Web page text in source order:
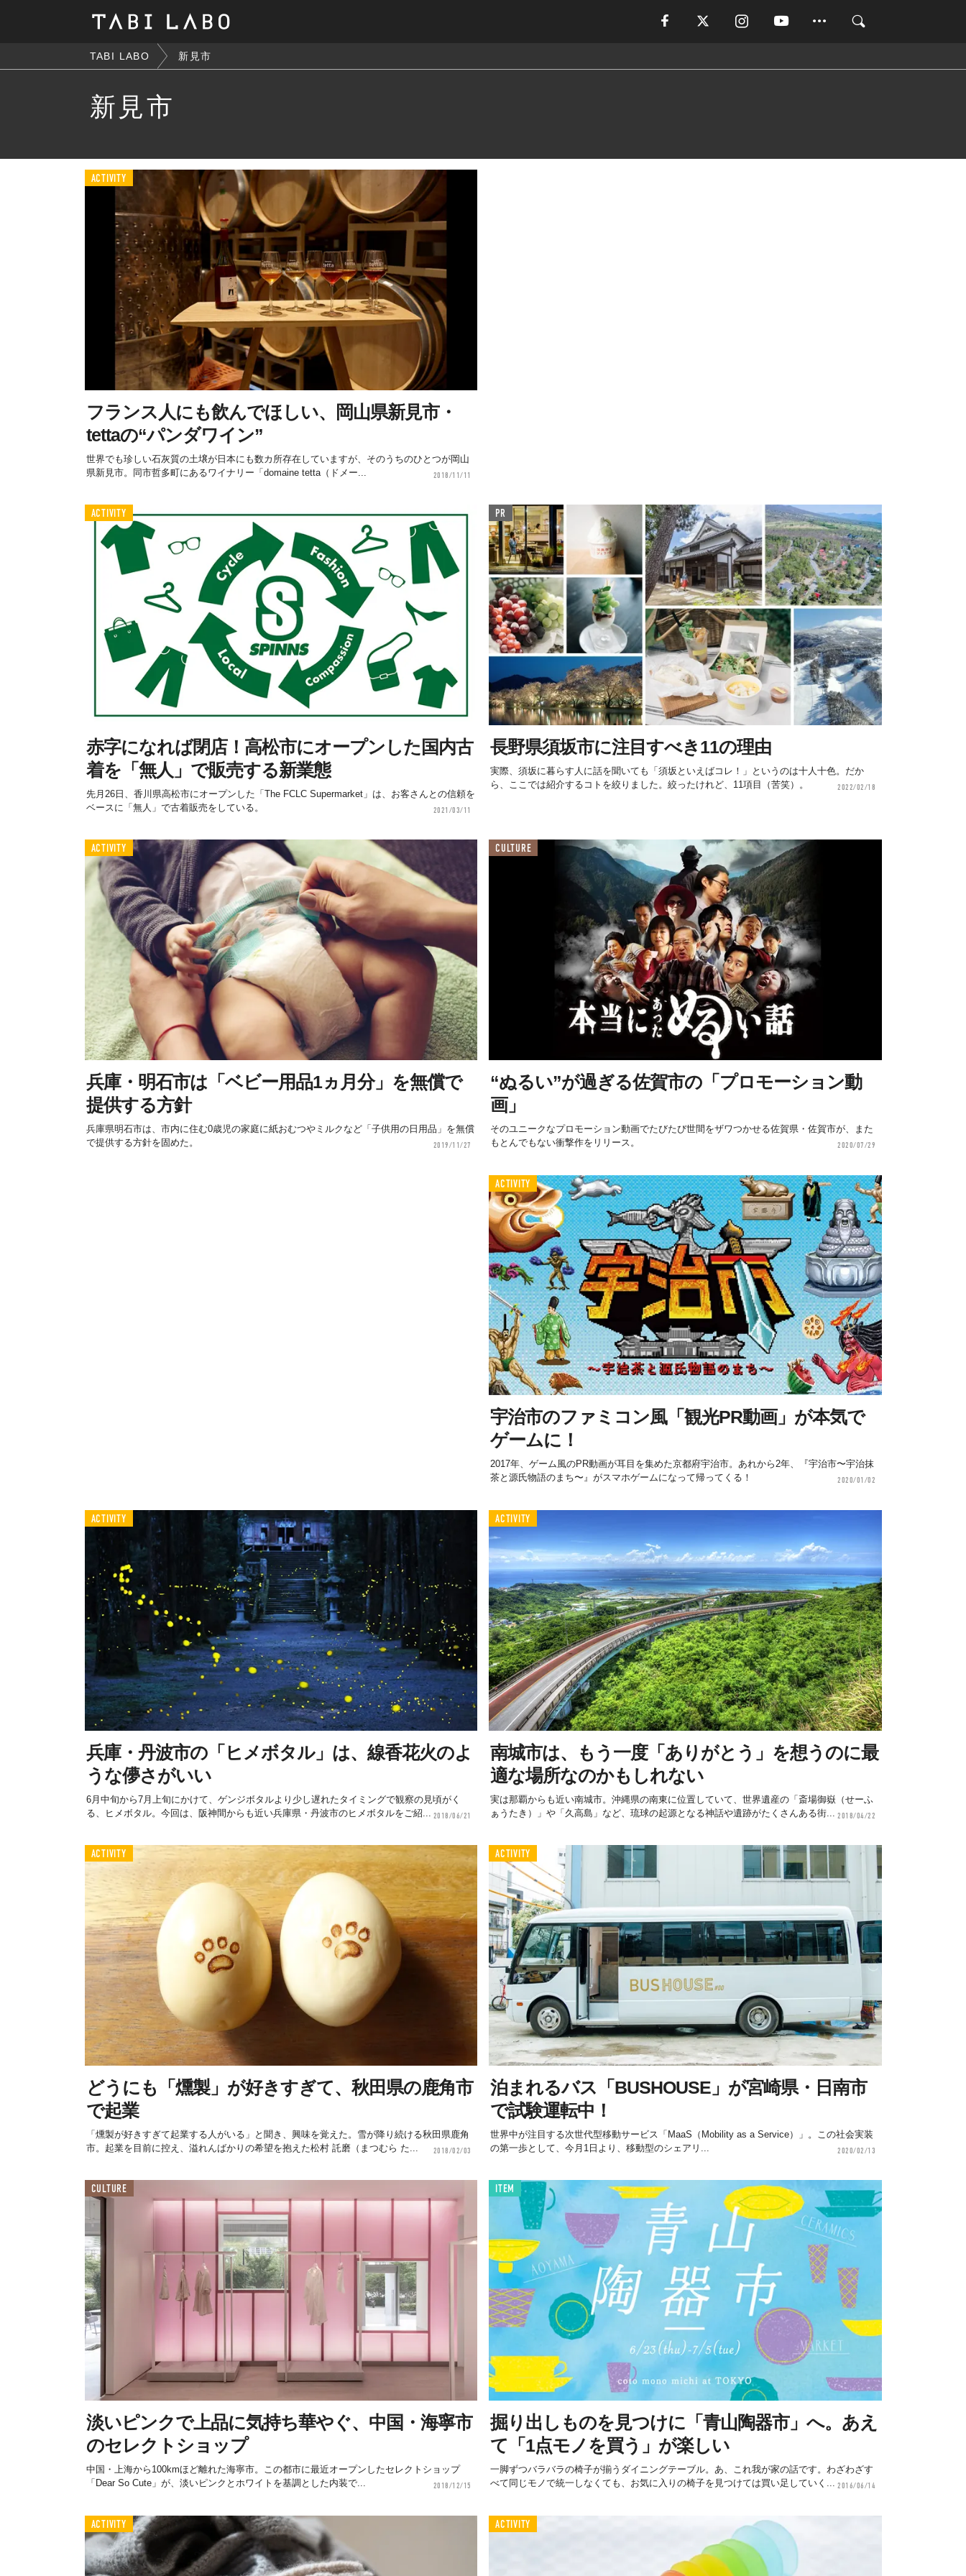
TABI LABO 新見市
新見市
ACTIVITY
フランス人にも飲んでほしい、岡山県新見市・
tettaの“パンダワイン”
世界でも珍しい石灰質の土壌が日本にも数カ所存在していますが、そのうちのひとつが岡山
県新見市。同市哲多町にあるワイナリー「domaine tetta（ドメー...
2018/11/11
ACTIVITY
赤字になれば閉店！高松市にオープンした国内古
着を「無人」で販売する新業態
先月26日、香川県高松市にオープンした「The FCLC Supermarket」は、お客さんとの信頼を
ベースに「無人」で古着販売をしている。
2021/03/11
PR
長野県須坂市に注目すべき11の理由
実際、須坂に暮らす人に話を聞いても「須坂といえばコレ！」というのは十人十色。だか
ら、ここでは紹介するコトを絞りました。絞ったけれど、11項目（苦笑）。
2022/02/18
ACTIVITY
兵庫・明石市は「ベビー用品1ヵ月分」を無償で
提供する方針
兵庫県明石市は、市内に住む0歳児の家庭に紙おむつやミルクなど「子供用の日用品」を無償
で提供する方針を固めた。
2019/11/27
CULTURE
“ぬるい”が過ぎる佐賀市の「プロモーション動
画」
そのユニークなプロモーション動画でたびたび世間をザワつかせる佐賀県・佐賀市が、また
もとんでもない衝撃作をリリース。
2020/07/29
ACTIVITY
宇治市のファミコン風「観光PR動画」が本気で
ゲームに！
2017年、ゲーム風のPR動画が耳目を集めた京都府宇治市。あれから2年、『宇治市〜宇治抹
茶と源氏物語のまち〜』がスマホゲームになって帰ってくる！
2020/01/02
ACTIVITY
兵庫・丹波市の「ヒメボタル」は、線香花火のよ
うな儚さがいい
6月中旬から7月上旬にかけて、ゲンジボタルより少し遅れたタイミングで観察の見頃がく
る、ヒメボタル。今回は、阪神間からも近い兵庫県・丹波市のヒメボタルをご紹...
2018/06/21
ACTIVITY
南城市は、もう一度「ありがとう」を想うのに最
適な場所なのかもしれない
実は那覇からも近い南城市。沖縄県の南東に位置していて、世界遺産の「斎場御嶽（せーふ
ぁうたき）」や「久高島」など、琉球の起源となる神話や遺跡がたくさんある街...
2018/04/22
ACTIVITY
どうにも「燻製」が好きすぎて、秋田県の鹿角市
で起業
「燻製が好きすぎて起業する人がいる」と聞き、興味を覚えた。雪が降り続ける秋田県鹿角
市。起業を目前に控え、溢れんばかりの希望を抱えた松村 託磨（まつむら た...
2018/02/03
ACTIVITY
泊まれるバス「BUSHOUSE」が宮崎県・日南市
で試験運転中！
世界中が注目する次世代型移動サービス「MaaS（Mobility as a Service）」。この社会実装
の第一歩として、今月1日より、移動型のシェアリ...
2020/02/13
CULTURE
淡いピンクで上品に気持ち華やぐ、中国・海寧市
のセレクトショップ
中国・上海から100kmほど離れた海寧市。この都市に最近オープンしたセレクトショップ
「Dear So Cute」が、淡いピンクとホワイトを基調とした内装で...
2018/12/15
ITEM
掘り出しものを見つけに「青山陶器市」へ。あえ
て「1点モノを買う」が楽しい
一脚ずつバラバラの椅子が揃うダイニングテーブル。あ、これ我が家の話です。わざわざす
べて同じモノで統一しなくても、お気に入りの椅子を見つけては買い足していく... 2016/06/14
ACTIVITY ACTIVITY